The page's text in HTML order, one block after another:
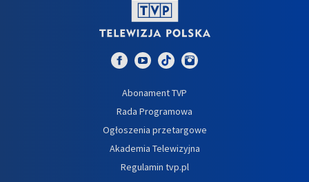
Abonament TVP
Rada Programowa
Ogłoszenia przetargowe
Akademia Telewizyjna
Regulamin tvp.pl